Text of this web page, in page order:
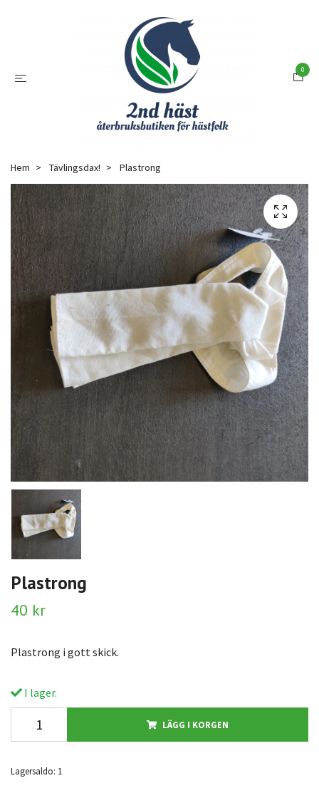
0
Hem Tävlingsdax! Plastrong
Plastrong
40 kr
Plastrong i gott skick.
I lager.
LÄGG I KORGEN
Lagersaldo: 1